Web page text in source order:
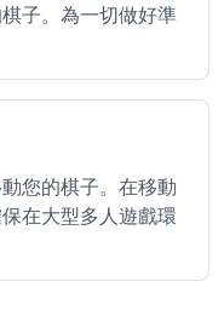
子。為一切做好準
您的棋子。在移動
在大型多人遊戲環